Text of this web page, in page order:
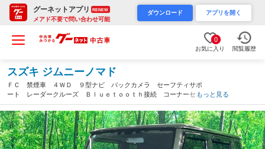
グーネットアプリ RENEW
メアド不要で問い合わせ可能
ダウンロード アプリを開く
0
お気に入り 閲覧履歴
スズキ ジムニーノマド
ＦＣ 禁煙車 ４ＷＤ ９型ナビ バックカメラ セーフティサポ
ート レーダークルーズ Ｂｌｕｅｔｏｏｔｈ接続 コーナーセン
サー ＬＥＤヘッド シートヒーター 純正１５インチＡＷ オー
トライト／エアコン（大分県）
もっと見る